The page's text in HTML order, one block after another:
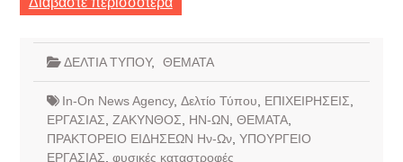
ΔΕΛΤΙΑ ΤΥΠΟΥ, ΘΕΜΑΤΑ
In-On News Agency, Δελτίο Τύπου ΕΠΙΧΕΙΡΗΣΕΙΣ
ΕΡΓΑΣΙΑΣ ΖΑΚΥΝΘΟΣ ΗΝ-ΩΝ ΘΕΜΑΤΑ,
ΠΡΑΚΤΟΡΕΙΟ ΕΙΔΗΣΕΩΝ Ην-Ων, ΥΠΟΥΡΓΕΙΟ
ΕΡΓΑΣΙΑΣ φυσικές καταστροφές